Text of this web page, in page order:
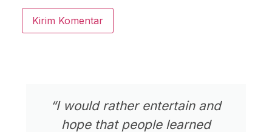
“I would rather entertain and
hope that people learned